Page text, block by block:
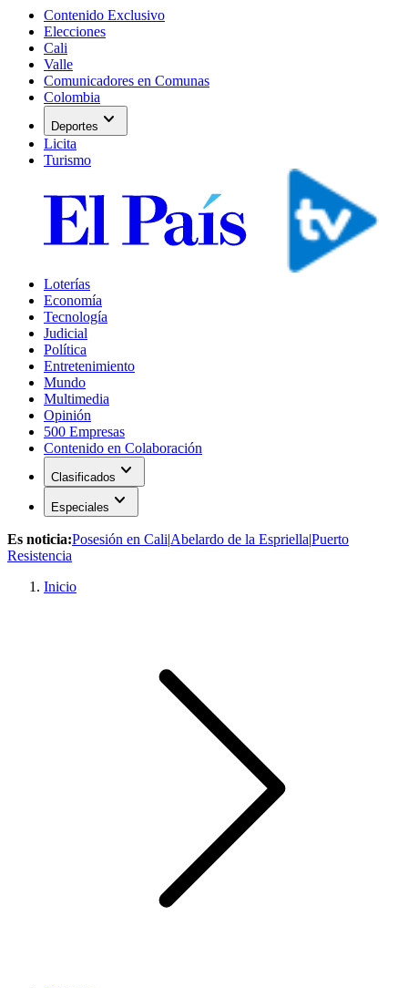
Contenido Exclusivo
Elecciones
Cali
Valle
Comunicadores en Comunas
Colombia
Deportes expand_more
Licita
Turismo
Loterías
Economía
Tecnología
Judicial
Política
Entretenimiento
Mundo
Multimedia
Opinión
500 Empresas
Contenido en Colaboración
Clasificados expand_more
Especiales expand_more
Es noticia:Posesión en Cali|Abelardo de la Espriella|Puerto
Resistencia
Inicio